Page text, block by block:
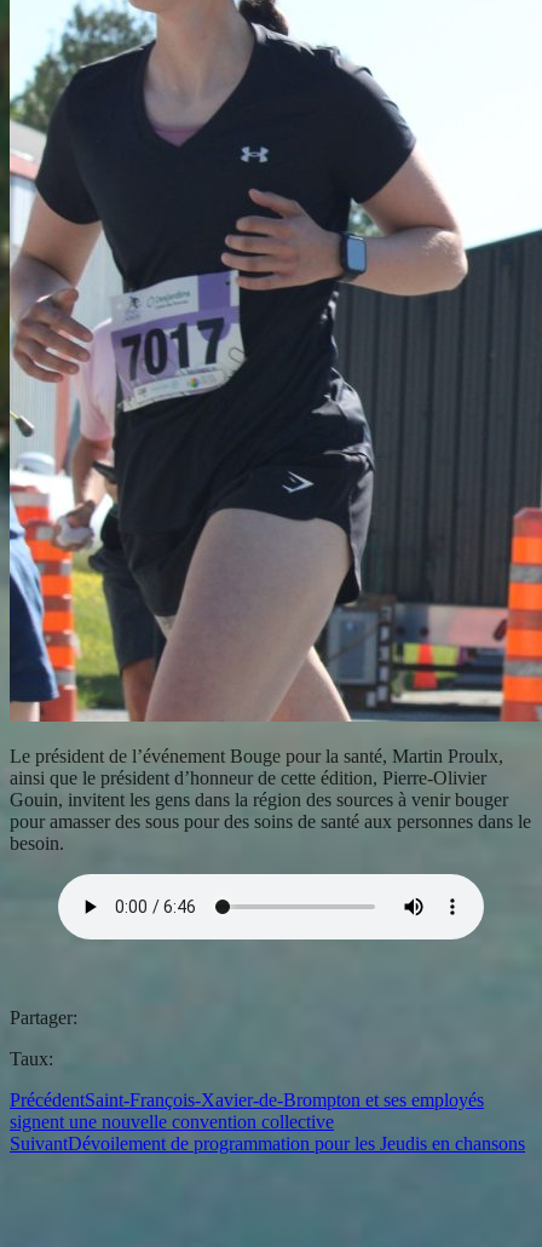
Le président de l’événement Bouge pour la santé, Martin Proulx,
ainsi que le président d’honneur de cette édition, Pierre-Olivier
Gouin, invitent les gens dans la région des sources à venir bouger
pour amasser des sous pour des soins de santé aux personnes dans le
besoin.
Partager:
Taux:
PrécédentSaint-François-Xavier-de-Brompton et ses employés
signent une nouvelle convention collective
SuivantDévoilement de programmation pour les Jeudis en chansons